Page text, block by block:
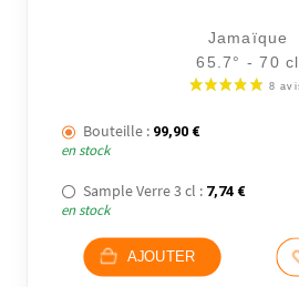
Jamaïque
65.7° - 70 cl
Bouteille : 99,90 €
en stock
Sample Verre 3 cl : 7,74 €
en stock
AJOUTER